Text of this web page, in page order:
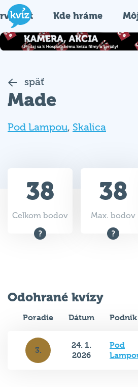
Kde hráme
späť
Made
Pod Lampou, Skalica
38
Celkom bodov
38
Max. bodov
Odohrané kvízy
Poradie Dátum Podnik
3.
24. 1.
2026
Pod